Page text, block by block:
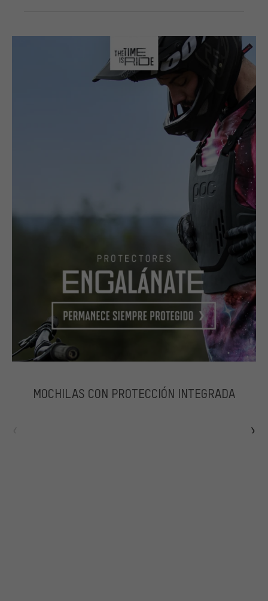
MOCHILAS CON PROTECCIÓN INTEGRADA